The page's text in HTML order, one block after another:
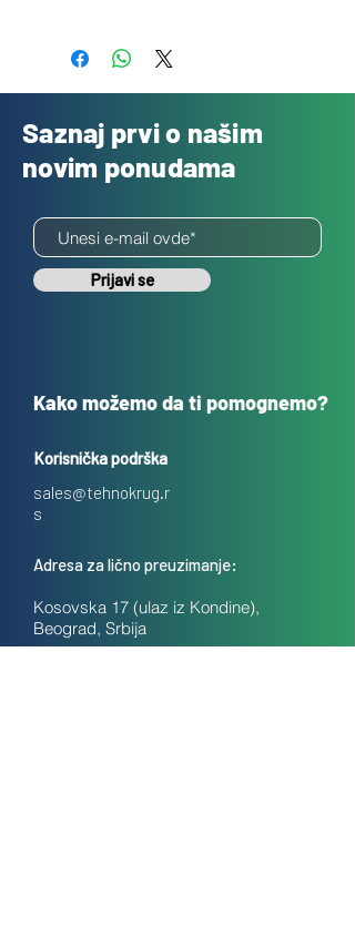
Saznaj prvi o našim
novim ponudama
Prijavi se
Kako možemo da ti pomognemo?
Korisnička podrška
sales@tehnokrug.r
s
Adresa za lično preuzimanje:
Kosovska 17 (ulaz iz Kondine),
Beograd, Srbija